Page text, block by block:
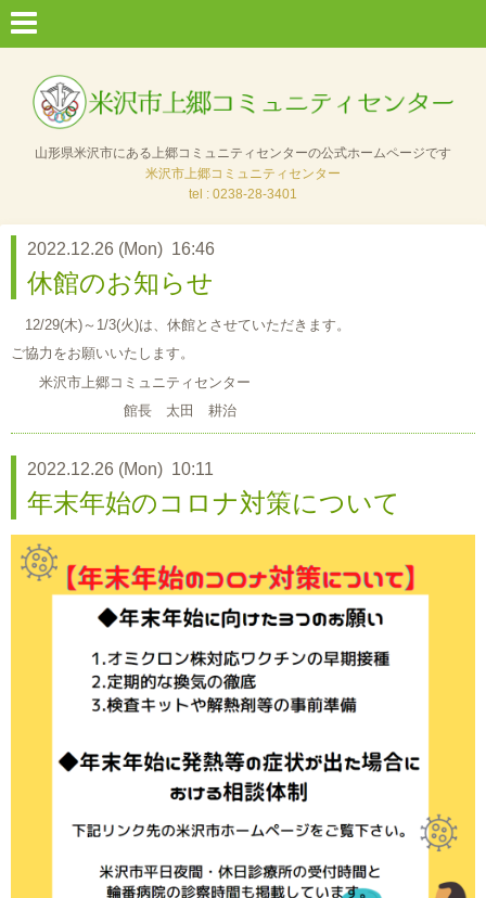
山形県米沢市にある上郷コミュニティセンターの公式ホームページです
米沢市上郷コミュニティセンター
tel : 0238-28-3401
2022.12.26 (Mon) 16:46
休館のお知らせ
12/29(木)～1/3(火)は、休館とさせていただきます。
ご協力をお願いいたします。
米沢市上郷コミュニティセンター
館長 太田 耕治
2022.12.26 (Mon) 10:11
年末年始のコロナ対策について